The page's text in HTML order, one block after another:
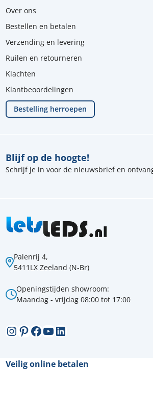
Palenrij 4,
5411LX Zeeland (N-Br)
Openingstijden showroom:
Maandag - vrijdag 08:00 tot 17:00
Instagram
Pinterest
Facebook
YouTube
LinkedIn
Blijf op de hoogte!
Schrijf je in voor de nieuwsbrief en
Over ons
Bestellen en betalen
Verzending en levering
Ruilen en retourneren
Klachten
Klantbeoordelingen
Bestelling herroepen
Veilig online betalen